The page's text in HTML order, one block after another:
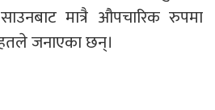
मात्रै औपचारिक रुपमा
जनाएका छन्।